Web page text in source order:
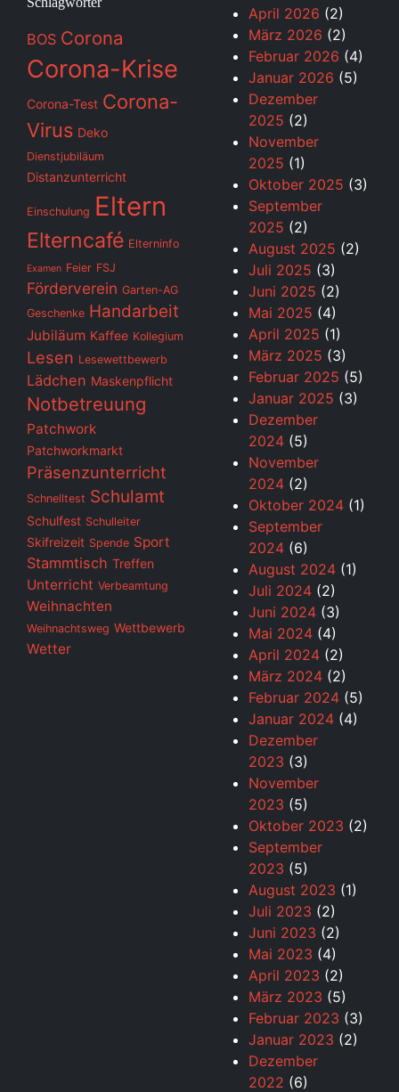
BOS Corona
Corona-Krise
Corona-Test Corona-
Virus Deko
Dienstjubiläum
Distanzunterricht
Einschulung Eltern
Elterncafé Elterninfo
Examen Feier FSJ
Förderverein Garten-AG
Geschenke Handarbeit
Jubiläum Kaffee Kollegium
Lesen Lesewettbewerb
Lädchen Maskenpflicht
Notbetreuung
Patchwork
Patchworkmarkt
Präsenzunterricht
Schnelltest Schulamt
Schulfest Schulleiter
Skifreizeit Spende Sport
Stammtisch Treffen
Unterricht Verbeamtung
Weihnachten
Weihnachtsweg Wettbewerb
Wetter
April 2026 (2)
März 2026 (2)
Februar 2026 (4)
Januar 2026 (5)
Dezember
2025 (2)
November
2025 (1)
Oktober 2025 (3)
September
2025 (2)
August 2025 (2)
Juli 2025 (3)
Juni 2025 (2)
Mai 2025 (4)
April 2025 (1)
März 2025 (3)
Februar 2025 (5)
Januar 2025 (3)
Dezember
2024 (5)
November
2024 (2)
Oktober 2024 (1)
September
2024 (6)
August 2024 (1)
Juli 2024 (2)
Juni 2024 (3)
Mai 2024 (4)
April 2024 (2)
März 2024 (2)
Februar 2024 (5)
Januar 2024 (4)
Dezember
2023 (3)
November
2023 (5)
Oktober 2023 (2)
September
2023 (5)
August 2023 (1)
Juli 2023 (2)
Juni 2023 (2)
Mai 2023 (4)
April 2023 (2)
März 2023 (5)
Februar 2023 (3)
Januar 2023 (2)
Dezember
2022 (6)